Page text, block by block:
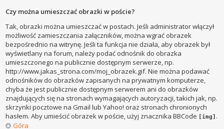
Czy można umieszczać obrazki w poście?
Tak, obrazki można umieszczać w postach. Jeśli administrator włączył
możliwość zamieszczania załączników, można wgrać obrazek
bezpośrednio na witrynę. Jeśli ta funkcja nie działa, aby obrazek był
wyświetlany na forum, należy podać odnośnik do obrazka
umieszczonego na publicznie dostępnym serwerze, np.
http://www.jakas_strona.com/moj_obrazek.gif. Nie można podawać
odnośników do obrazków zapisanych na prywatnym komputerze,
chyba że jest publicznie dostępnym serwerem ani do obrazków
znajdujących się na stronach wymagających autoryzacji, takich jak, np.
skrzynki pocztowe na Gmail lub Yahoo! oraz stronach chronionych
hasłem. Aby umieścić obrazek w poście, użyj znacznika BBCode [img] .
Góra